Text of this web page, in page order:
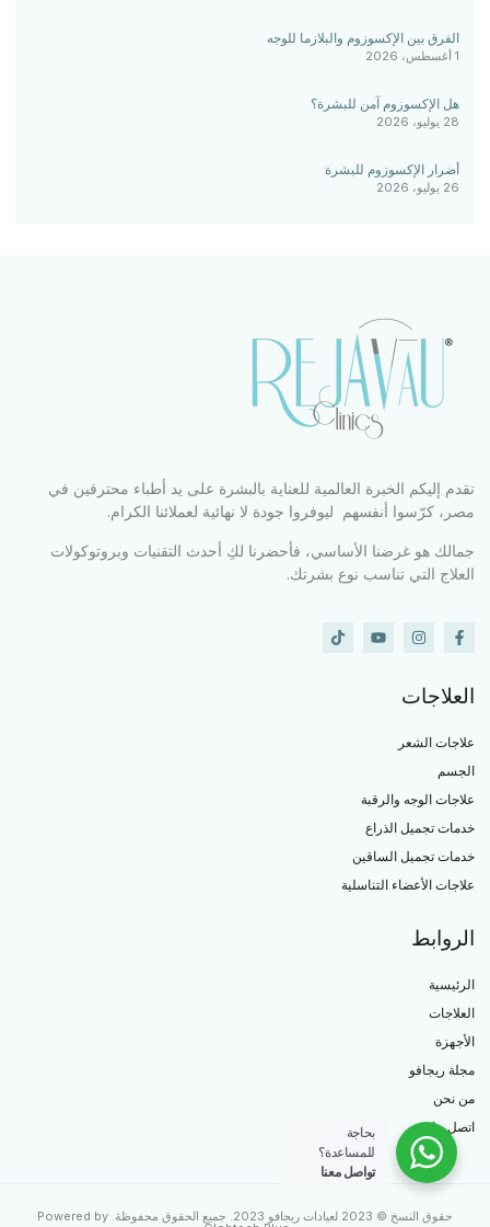
الفرق بين الإكسوزوم والبلازما للوجه
1 أغسطس، 2026
هل الإكسوزوم آمن للبشرة؟
28 يوليو، 2026
أضرار الإكسوزوم للبشرة
26 يوليو، 2026
تقدم إليكم الخبرة العالمية للعناية بالبشرة على يد أطباء محترفين في
مصر، كرّسوا أنفسهم ليوفروا جودة لا نهائية لعملائنا الكرام.
جمالك هو غرضنا الأساسي، فأحضرنا لكِ أحدث التقنيات وبروتوكولات
العلاج التي تناسب نوع بشرتك.
العلاجات
علاجات الشعر
الجسم
علاجات الوجه والرقبة
خدمات تجميل الذراع
خدمات تجميل الساقين
علاجات الأعضاء التناسلية
الروابط
الرئيسية
العلاجات
الأجهزة
مجلة ريجافو
من نحن
اتصل بنا
حقوق النسخ © 2023 لعيادات ريجافو 2023. جميع الحقوق محفوظة. Powered by
بحاجة
للمساعدة؟
تواصل معنا